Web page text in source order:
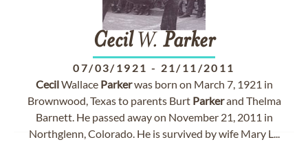
CecilW. Parker
07/03/1921 - 21/11/2011
CecilWallace Parkerwas born on March 7, 1921 in
Brownwood, Texas to parents Burt Parkerand Thelma
Barnett. He passed away on November 21, 2011 in
Northglenn, Colorado. He is survived by wife Mary L...